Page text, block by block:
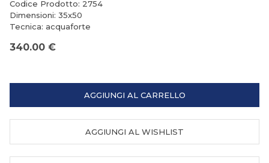
Codice Prodotto: 2754
Dimensioni: 35x50
Tecnica: acquaforte
340.00 €
AGGIUNGI AL CARRELLO
AGGIUNGI AL WISHLIST